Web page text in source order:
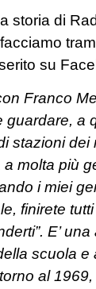
storia di
su
Franco
guardare,
stazioni
a molta più
i miei
finirete
E’
scuola e
al